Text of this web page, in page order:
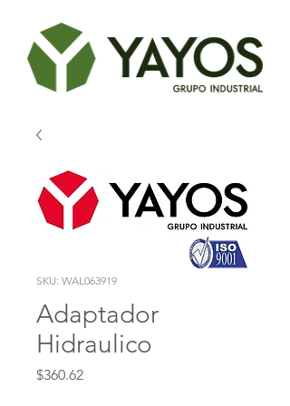
SKU: WAL063919
Adaptador
Hidraulico
$360.62Precio